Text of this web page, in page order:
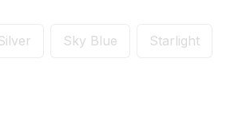
Sky Blue Starlight